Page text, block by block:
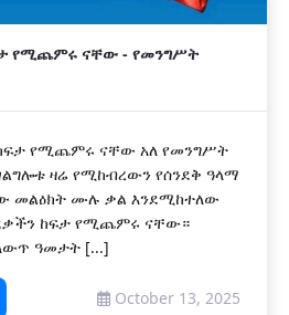
የሚጨምሩ ናቸው - የመንግሥት
የሚጨምሩ ናቸው አለ የመንግሥት
ዛሬ የሚከብረውን የሰንደቅ ዓላማ
መልዕክት ሙሉ ቃል እንደሚከተለው
ከፍታ የሚጨምሩ ናቸው።
ዓመታት [...]
October 13, 2025